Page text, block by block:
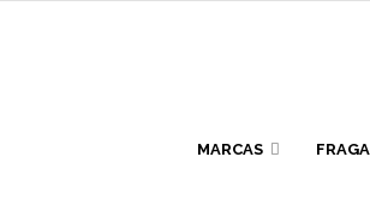
MARCAS